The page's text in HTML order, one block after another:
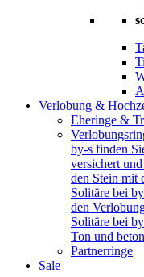
Verlobung &
Eheringe &
by-s finden
versichert
den Stein mit
Solitäre bei
den
Solitäre bei
Ton und
Partnerringe
Sale